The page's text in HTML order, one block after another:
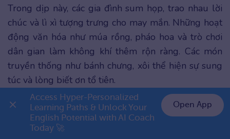
Trong dịp này, các gia đình sum họp, trao nhau lời
chúc và lì xì tượng trưng cho may mắn. Những hoạt
động văn hóa như múa rồng, pháo hoa và trò chơi
dân gian làm không khí thêm rộn ràng. Các món
truyền thống như bánh chưng, xôi thể hiện sự sung
túc và lòng biết ơn tổ tiên.
Tết là mùa của hy vọng, đoàn viên và trân trọng
những giây phút ý nghĩa bên gia đình, đồng thời gìn
giữ niềm tự hào dân tộc.
👉 Premium 1 năm chỉ 999K
Access Hyper-Personalized
Learning Paths & Unlock Your
English Potential with AI Coach
Today 🚀
Open App